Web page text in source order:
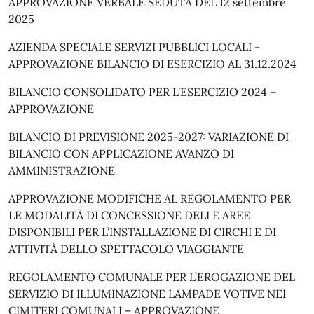
2025
AZIENDA SPECIALE SERVIZI PUBBLICI LOCALI -
APPROVAZIONE BILANCIO DI ESERCIZIO AL 31.12.2024
BILANCIO CONSOLIDATO PER L'ESERCIZIO 2024 –
APPROVAZIONE
BILANCIO DI PREVISIONE 2025-2027: VARIAZIONE DI
BILANCIO CON APPLICAZIONE AVANZO DI
AMMINISTRAZIONE
APPROVAZIONE MODIFICHE AL REGOLAMENTO PER
LE MODALITÀ DI CONCESSIONE DELLE AREE
DISPONIBILI PER L’INSTALLAZIONE DI CIRCHI E DI
ATTIVITÀ DELLO SPETTACOLO VIAGGIANTE
REGOLAMENTO COMUNALE PER L’EROGAZIONE DEL
SERVIZIO DI ILLUMINAZIONE LAMPADE VOTIVE NEI
CIMITERI COMUNALI – APPROVAZIONE